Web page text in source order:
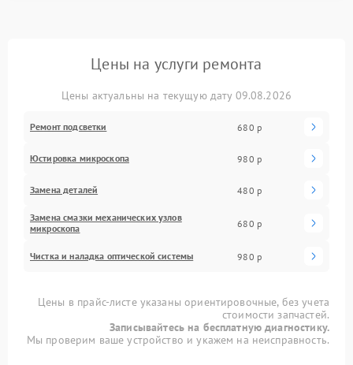
Цены на услуги ремонта
Цены актуальны на текущую дату 09.08.2026
Ремонт подсветки 680 р
Юстировка микроскопа 980 р
Замена деталей 480 р
Замена смазки механических узлов
микроскопа
680 р
Чистка и наладка оптической системы 980 р
Цены в прайс-листе указаны ориентировочные, без учета
стоимости запчастей.
Записывайтесь на бесплатную диагностику.
Мы проверим ваше устройство и укажем на неисправность.